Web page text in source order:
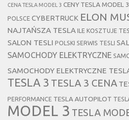
CENA TESLA MODEL 3 CENY TESLA MODEL 3
POLSCE CYBERTRUCK ELON
NAJTAŃSZA TESLA
ILE KOSZTUJE
SALON TESLI POLSKI SERWIS TESLI
SAMOCHODY ELEKTRYCZNE
SAMOCHODY ELEKTRYCZNE
TESLA 3 TESLA 3 CENA
PERFORMANCE TESLA AUTOPILOT
MODEL 3 TESLA